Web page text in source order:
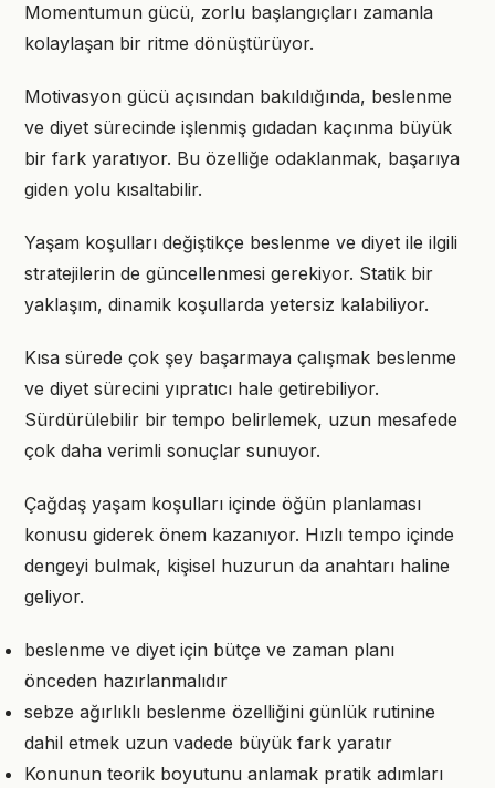
Momentumun gücü, zorlu başlangıçları zamanla
kolaylaşan bir ritme dönüştürüyor.
Motivasyon gücü açısından bakıldığında, beslenme
ve diyet sürecinde işlenmiş gıdadan kaçınma büyük
bir fark yaratıyor. Bu özelliğe odaklanmak, başarıya
giden yolu kısaltabilir.
Yaşam koşulları değiştikçe beslenme ve diyet ile ilgili
stratejilerin de güncellenmesi gerekiyor. Statik bir
yaklaşım, dinamik koşullarda yetersiz kalabiliyor.
Kısa sürede çok şey başarmaya çalışmak beslenme
ve diyet sürecini yıpratıcı hale getirebiliyor.
Sürdürülebilir bir tempo belirlemek, uzun mesafede
çok daha verimli sonuçlar sunuyor.
Çağdaş yaşam koşulları içinde öğün planlaması
konusu giderek önem kazanıyor. Hızlı tempo içinde
dengeyi bulmak, kişisel huzurun da anahtarı haline
geliyor.
beslenme ve diyet için bütçe ve zaman planı
önceden hazırlanmalıdır
sebze ağırlıklı beslenme özelliğini günlük rutinine
dahil etmek uzun vadede büyük fark yaratır
Konunun teorik boyutunu anlamak pratik adımları